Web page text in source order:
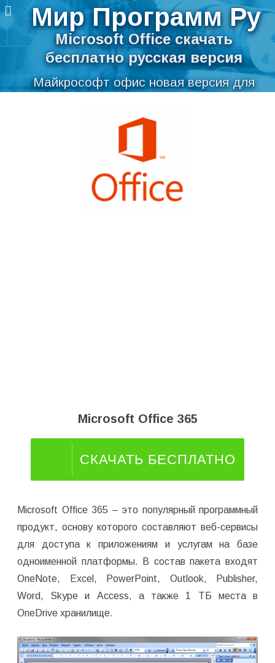
Мир Программ Ру
Microsoft Office скачать
бесплатно русская версия
Майкрософт офис новая версия для
компьютера
русском языке для Windows
содержимому
Microsoft Office 365
СКАЧАТЬ БЕСПЛАТНО
Microsoft Office 365 – это популярный программный
продукт, основу которого составляют веб-сервисы
для доступа к приложениям и услугам на базе
одноименной платформы. В состав пакета входят
OneNote, Excel, PowerPoint, Outlook, Publisher,
Word, Skype и Access, а также 1 ТБ места в
OneDrive хранилище.